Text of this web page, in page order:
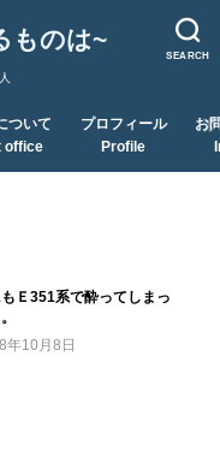
SEARCH
ものは~
ついて
office
プロフィール
Profile
お
Ｅ351系で酔ってしまっ
年10月8日